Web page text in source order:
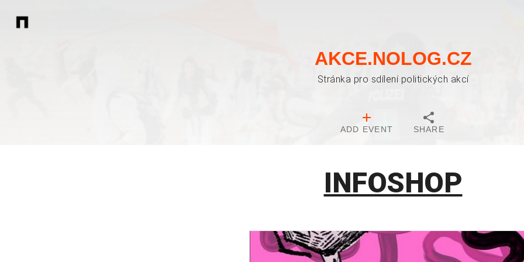
AKCE.NOLOG.CZ
Stránka pro sdílení politických akcí
ADD EVENT SHARE
INFOSHOP